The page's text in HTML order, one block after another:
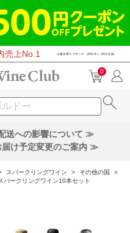
売上No.1
0
送への影響について ≫
届け予定変更のご案内 ≫
スパークリングワイン > その他の国
>
パークリングワイン10本セット